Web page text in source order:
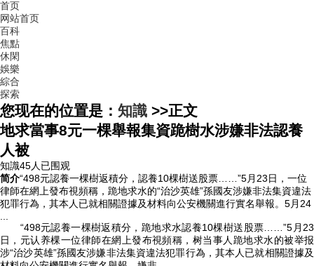
首页
网站首页
百科
焦點
休閑
娛樂
綜合
探索
您现在的位置是： 知識 >>正文
地求當事8元一棵舉報集資跪樹水涉嫌非法認養
人被
知識45人已围观
简介“498元認養一棵樹返積分，認養10棵樹送股票……”5月23日，一位
律師在網上發布視頻稱，跪地求水的“治沙英雄”孫國友涉嫌非法集資違法
犯罪行為，其本人已就相關證據及材料向公安機關進行實名舉報。5月24
“498元認養一棵樹返積分，跪地求水認養10棵樹送股票……”5月23
日，元认养棵一位律師在網上發布視頻稱，树当事人 跪地求水的被举报
涉“治沙英雄”孫國友涉嫌非法集資違法犯罪行為，其本人已就相關證據及